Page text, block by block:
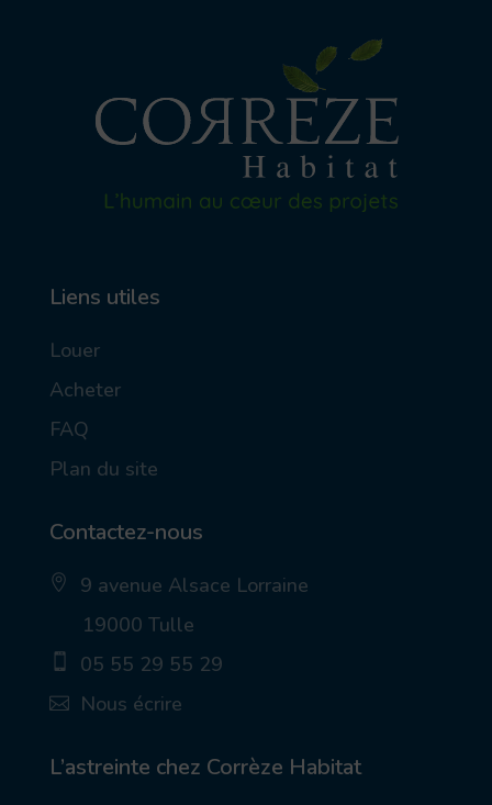
Liens utiles
Louer
Acheter
FAQ
Plan du site
Contactez-nous
in
lt
9 avenue Alsace Lorraine
19000 Tulle
on
ob
ile
05 55 29 55 29
_
m
Nous écrire
L’astreinte chez Corrèze Habitat